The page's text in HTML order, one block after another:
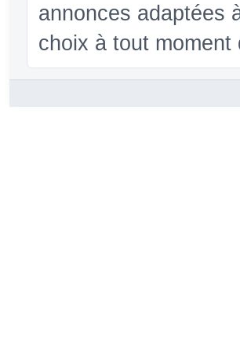
annonces adaptées
choix à tout